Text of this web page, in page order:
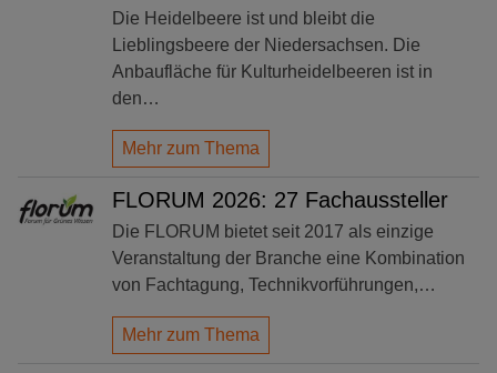
Die Heidelbeere ist und bleibt die
Lieblingsbeere der Niedersachsen. Die
Anbaufläche für Kulturheidelbeeren ist in
den…
Mehr zum Thema
FLORUM 2026: 27 Fachaussteller
Die FLORUM bietet seit 2017 als einzige
Veranstaltung der Branche eine Kombination
von Fachtagung, Technikvorführungen,…
Mehr zum Thema